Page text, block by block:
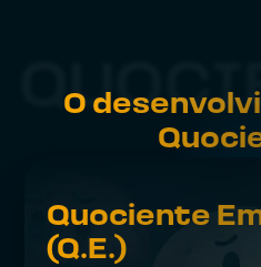
O
Quociente
(Q.E.)